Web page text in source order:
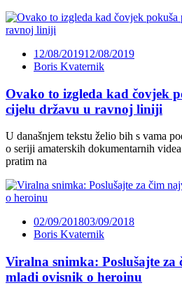
12/08/201912/08/2019
Boris Kvaternik
Ovako to izgleda kad čovjek
cijelu državu u ravnoj liniji
U današnjem tekstu želio bih s vama
o seriji amaterskih dokumentarnih
pratim na
02/09/201803/09/2018
Boris Kvaternik
Viralna snimka: Poslušajte za
mladi ovisnik o heroinu